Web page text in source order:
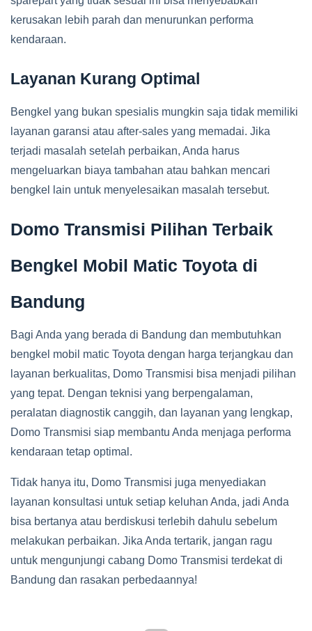
kerusakan lebih parah dan menurunkan performa
kendaraan.
Layanan Kurang Optimal
Bengkel yang bukan spesialis mungkin saja tidak memiliki
layanan garansi atau after-sales yang memadai. Jika
terjadi masalah setelah perbaikan, Anda harus
mengeluarkan biaya tambahan atau bahkan mencari
bengkel lain untuk menyelesaikan masalah tersebut.
Domo Transmisi Pilihan Terbaik
Bengkel Mobil Matic Toyota di
Bandung
Bagi Anda yang berada di Bandung dan membutuhkan
bengkel mobil matic Toyota dengan harga terjangkau dan
layanan berkualitas, Domo Transmisi bisa menjadi pilihan
yang tepat. Dengan teknisi yang berpengalaman,
peralatan diagnostik canggih, dan layanan yang lengkap,
Domo Transmisi siap membantu Anda menjaga performa
kendaraan tetap optimal.
Tidak hanya itu, Domo Transmisi juga menyediakan
layanan konsultasi untuk setiap keluhan Anda, jadi Anda
bisa bertanya atau berdiskusi terlebih dahulu sebelum
melakukan perbaikan. Jika Anda tertarik, jangan ragu
untuk mengunjungi cabang Domo Transmisi terdekat di
Bandung dan rasakan perbedaannya!